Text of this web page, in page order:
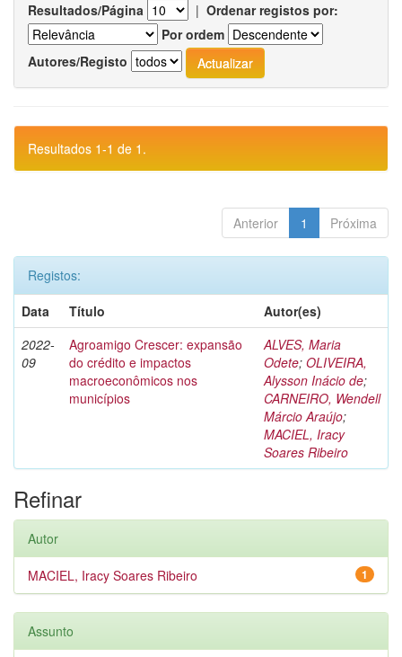
Resultados/Página | Ordenar registos por:
Por ordem
Autores/Registo
Resultados 1-1 de 1.
Anterior 1 Próxima
Registos:
Data
Título
Autor(es)
2022-
09
Agroamigo Crescer: expansão
do crédito e impactos
macroeconômicos nos
municípios
ALVES, Maria
Odete; OLIVEIRA,
Alysson Inácio de;
CARNEIRO, Wendell
Márcio Araújo;
MACIEL, Iracy
Soares Ribeiro
Refinar
Autor
1
MACIEL, Iracy Soares Ribeiro
Assunto